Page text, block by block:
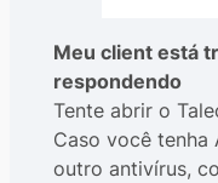
Meu client está
respondendo
Tente abrir o
Caso você tenha
outro antivírus,